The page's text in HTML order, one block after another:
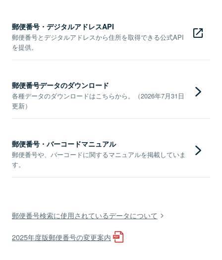
郵便番号・デジタルアドレスAPI
郵便番号とデジタルアドレスから住所を取得できる公式API
を提供。
郵便番号データのダウンロード
各種データのダウンロードはこちらから。（2026年7月31日
更新）
郵便番号・バーコードマニュアル
郵便番号や、バーコードに関するマニュアルを掲載していま
す。
郵便番号検索に使用されているデータについて
2025年度版郵便番号の変更案内